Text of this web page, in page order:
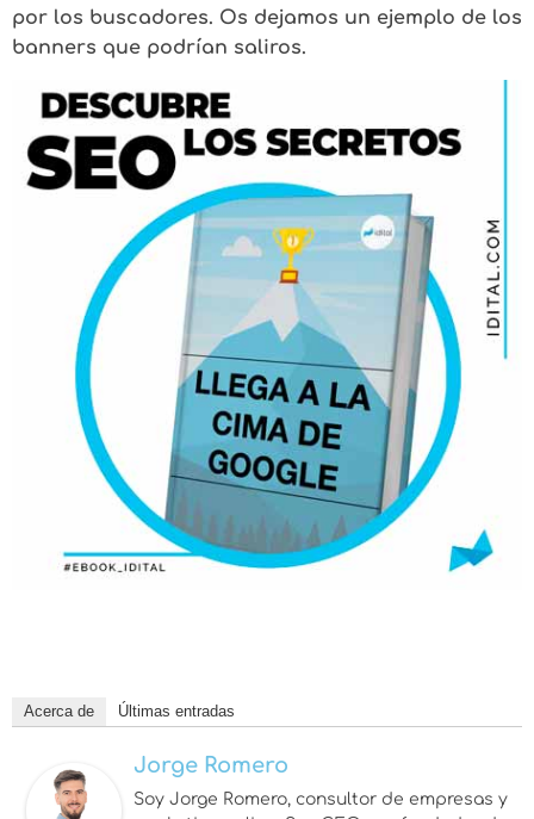
por los buscadores. Os dejamos un ejemplo de los
banners que podrían saliros.
Acerca de Últimas entradas
Jorge Romero
Soy Jorge Romero, consultor de empresas y